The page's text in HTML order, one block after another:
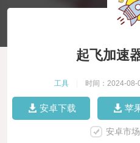
起飞加速
工具 时间：2024-08-
安卓下载 苹
安卓市